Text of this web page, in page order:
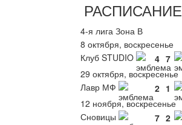
РАСПИСАНИЕ
4-я лига Зона В
8 октября, воскресенье
Клуб STUDIO
4 7
29 октября, воскресенье
Лавр МФ
2 1
12 ноября, воскресенье
Сновицы
7 2